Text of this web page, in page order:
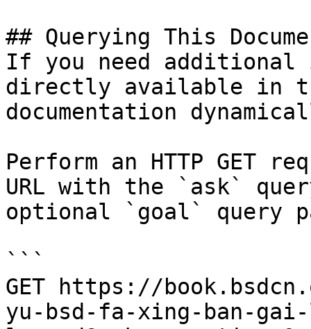
## Querying This
If you need
directly available in
documentation
Perform an HTTP GET
URL with the `ask`
optional `goal` query
```
GET https://
yu-bsd-fa-xing-ban-